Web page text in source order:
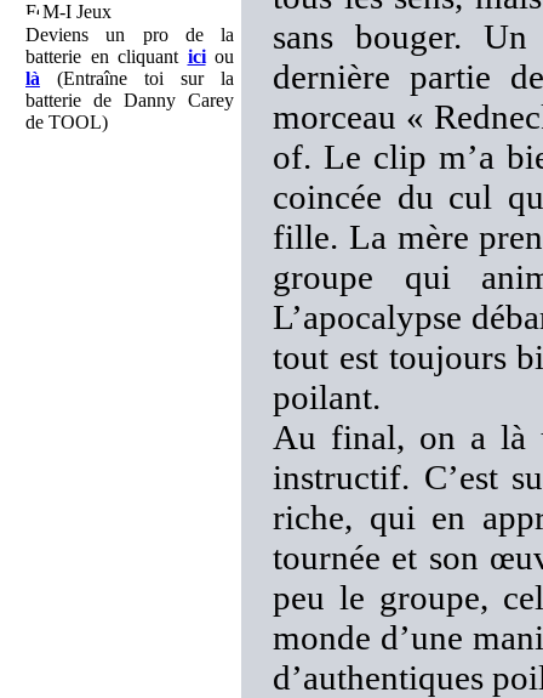
M-I Jeux
Deviens un pro de la
batterie en cliquant iciou
là (Entraîne toi sur la
batterie de Danny Carey
de TOOL)
sans bouger.
dernière partie
morceau «
of. Le clip m’a
coincée du cul
fille. La mère
groupe qui
L’apocalypse
tout est toujours
poilant.
Au final, on a là
instructif. C’est
riche, qui en
tournée et son
peu le groupe,
monde d’une
d’authentiques